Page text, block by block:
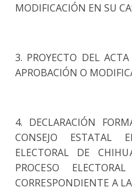
MODIFICACIÓN EN SU
3. PROYECTO DEL
APROBACIÓN O
4. DECLARACIÓN
CONSEJO ESTATAL
ELECTORAL DE
PROCESO
CORRESPONDIENTE A